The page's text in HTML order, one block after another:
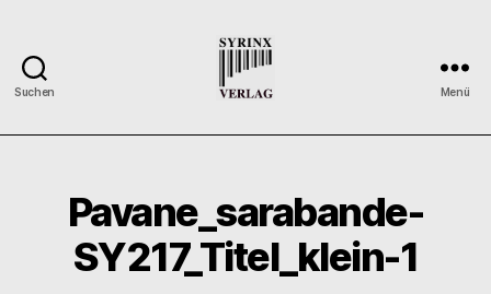
Suchen
Verlag
Verlag
der
Flötisten
Menü
Pavane_sarabande-
SY217_Titel_klein-1